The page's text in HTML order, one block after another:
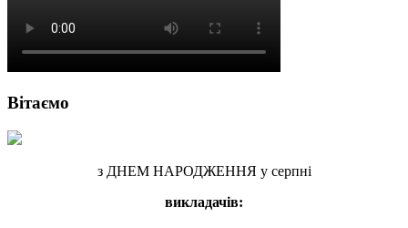
Вітаємо
з ДНЕМ НАРОДЖЕННЯ у серпні
викладачів: